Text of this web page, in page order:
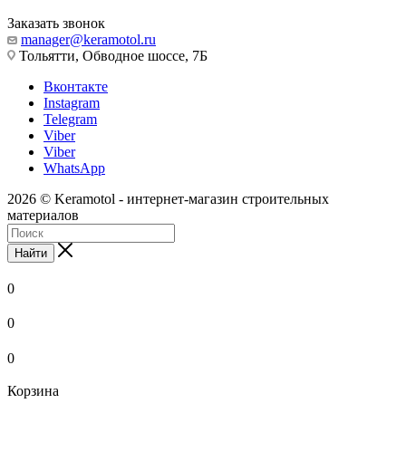
Заказать звонок
manager@keramotol.ru
Тольятти, Обводное шоссе, 7Б
Вконтакте
Instagram
Telegram
Viber
Viber
WhatsApp
2026 © Keramotol - интернет-магазин строительных
материалов
Найти
0
0
0
Корзина